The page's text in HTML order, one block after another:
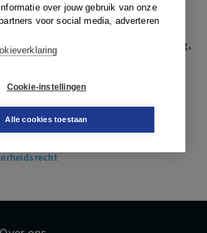
over jouw gebruik van onze
voor social media, adverteren
Cookie-instellingen
Alle cookies toestaan
bewijslastverdeling,
tegenstrijdige
finale kwijting,